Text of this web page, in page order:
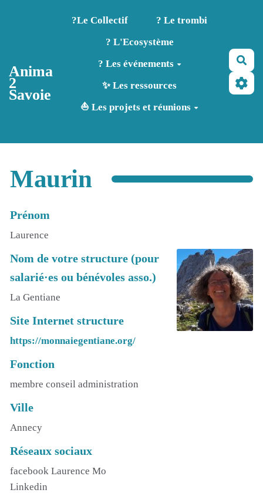
Aller au contenu principal
Anima
2
Savoie
?️Le Collectif
? Le trombi
? L'Ecosystème
? Les événements
✨ Les ressources
⛵ Les projets et réunions
Maurin
Prénom
Laurence
Nom de votre structure (pour
salarié·es ou bénévoles asso.)
La Gentiane
Site Internet structure
https://monnaiegentiane.org/
Fonction
membre conseil administration
Ville
Annecy
Réseaux sociaux
facebook Laurence Mo
Linkedin